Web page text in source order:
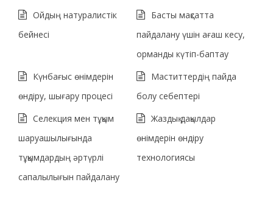
Ойдың натуралистік
бейнесі
Басты мақсатта
пайдалану үшін ағаш кесу,
орманды күтіп-баптау
Күнбағыс өнімдерін
өндіру, шығару процесі
Маститтердің пайда
болу себептері
Селекция мен тұқым
шаруашылығында
тұқымдардың әртүрлі
сапалылығын пайдалану
Жаздық дақылдар
өнімдерін өндіру
технологиясы